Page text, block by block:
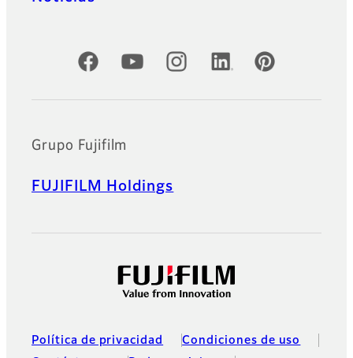
Cuentas oficiales de redes sociales
Grupo Fujifilm
FUJIFILM Holdings
Política de privacidad
Condiciones de uso